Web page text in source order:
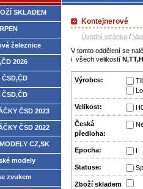
Kontejnerové
Úvodní stránka /
V tomto oddělení se
i všech velikostí
Výrobce:
Velikost:
Česká
předloha:
Epocha:
Statuse:
Zboží­ skladem
SKLADEM
železnice
2026
ČSD 2023
ČSD 2022
CZ,SK
modely
zvukem